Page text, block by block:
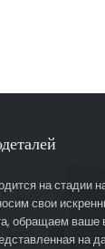
на стадии
свои
обращаем ваше
на